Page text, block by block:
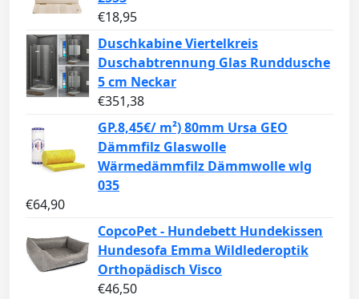
€18,95
Duschkabine Viertelkreis
Duschabtrennung Glas Runddusche
5 cm Neckar
€351,38
GP.8,45€/ m²) 80mm Ursa GEO
Dämmfilz Glaswolle
Wärmedämmfilz Dämmwolle wlg
035
€64,90
CopcoPet - Hundebett Hundekissen
Hundesofa Emma Wildlederoptik
Orthopädisch Visco
€46,50